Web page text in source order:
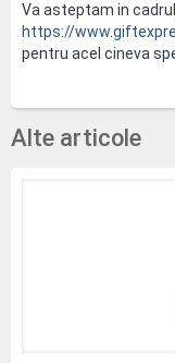
Va asteptam in
https://
pentru acel cineva
Alte articole